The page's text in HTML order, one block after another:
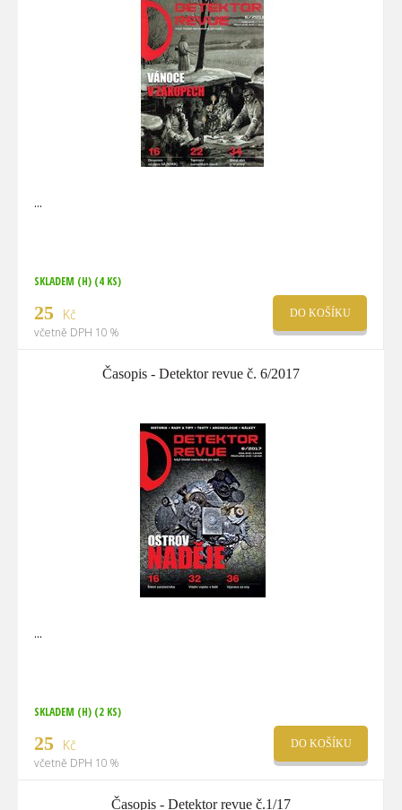
SKLADEM (H) (4 KS)
25 Kč
včetně DPH 10 %
DO KOŠÍKU
Časopis - Detektor revue č. 6/2017
SKLADEM (H) (2 KS)
25 Kč
včetně DPH 10 %
DO KOŠÍKU
Časopis - Detektor revue č.1/17